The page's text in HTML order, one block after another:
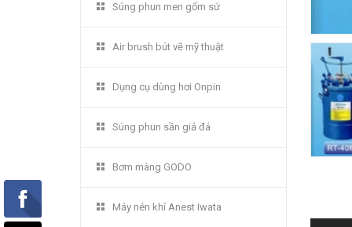
Súng phun men gốm sứ
Air brush bút vẽ mỹ thuật
Dụng cụ dùng hơi Onpin
Súng phun sần giả đá
Bơm màng GODO
Máy nén khí Anest Iwata